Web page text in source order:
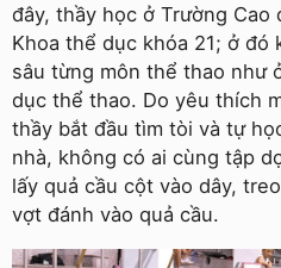
đây, thầy học ở Trường Cao
Khoa thể dục khóa 21; ở đó
sâu từng môn thể thao như
dục thể thao. Do yêu thích
thầy bắt đầu tìm tòi và tự
nhà, không có ai cùng tập
lấy quả cầu cột vào dây,
vợt đánh vào quả cầu.